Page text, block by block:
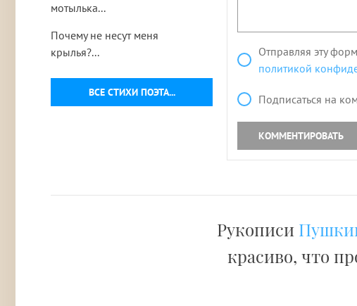
ВСЕ СТИХИ ПОЭТА...
мотылька...
Почему не несут меня
крылья?...
Отправляя эту
политикой
Подписаться на
КОММЕНТИРОВАТЬ
Рукописи
красиво, что